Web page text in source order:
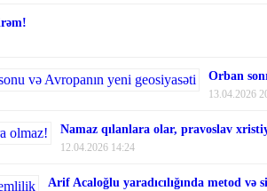
Orban
13.04.2026
Namaz qılanlara olar, pravoslav
12.04.2026 14:24
Arif Acaloğlu yaradıcılığında metod və